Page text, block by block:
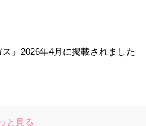
ス」2026年4月に掲載されました
と見る